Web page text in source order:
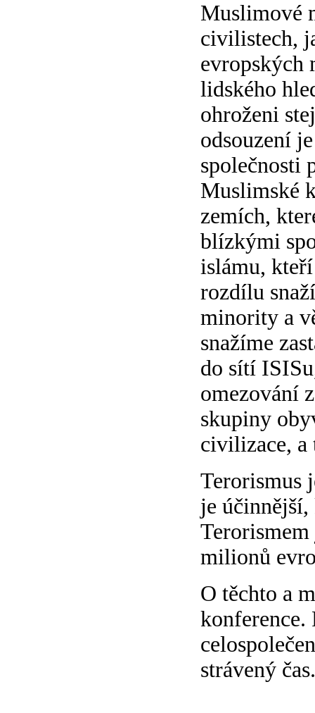
Muslimové
civilistech,
evropských
lidského
ohroženi
odsouzení
společnosti
Muslimské
zemích,
blízkými
islámu,
rozdílu
minority a
snažíme
do sítí
omezování
skupiny
civilizace, a
Terorismus
je
milionů
O těchto a
konference.
strávený čas.